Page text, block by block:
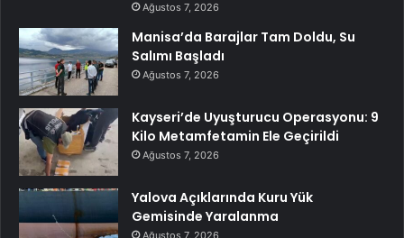
Ağustos 7, 2026
Manisa’da Barajlar Tam Doldu, Su
Salımı Başladı
Ağustos 7, 2026
Kayseri’de Uyuşturucu Operasyonu: 9
Kilo Metamfetamin Ele Geçirildi
Ağustos 7, 2026
Yalova Açıklarında Kuru Yük
Gemisinde Yaralanma